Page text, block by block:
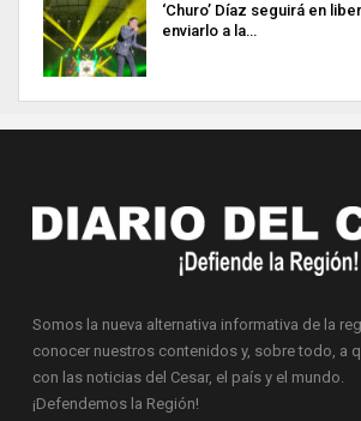
‘Churo’ Díaz seguirá en
enviarlo a la…
Somos la nueva alternativa informativa de la
conocer nuestros contenidos y, sobre todo, a
con las noticias del Cesar, el país y el mundo.
¡Defendemos la Región!